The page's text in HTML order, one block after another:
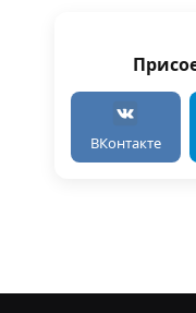
ВКонтакте